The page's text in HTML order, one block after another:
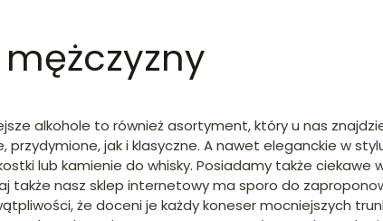
alkohole to również asortyment, który u nas
jak i klasyczne. A nawet eleganckie w
lub kamienie do whisky. Posiadamy także
także nasz sklep internetowy ma sporo do
że doceni je każdy koneser mocniejszych